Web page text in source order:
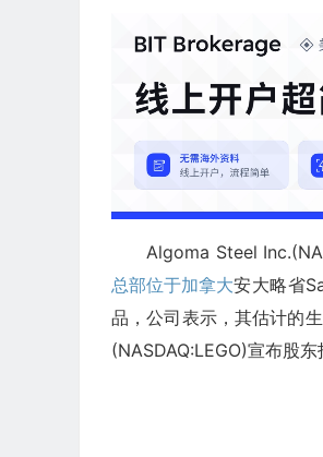
Algoma Steel
总部位于加拿大安大略省
品，公司表示，其估计的
(NASDAQ:LEGO)宣布股